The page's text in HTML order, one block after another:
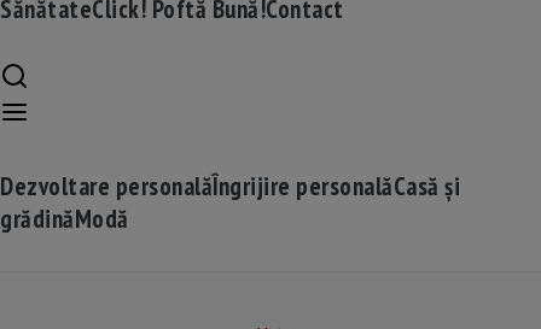
SănătateClick! Poftă Bună!Contact
Dezvoltare personalăÎngrijire personalăCasă și
grădinăModă